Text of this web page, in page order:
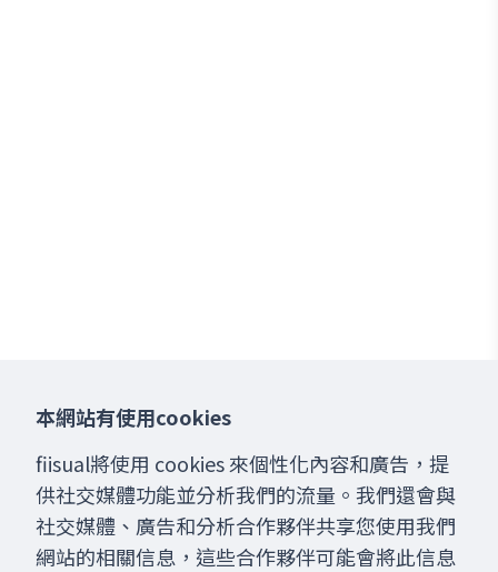
本網站有使用cookies
fiisual將使用 cookies 來個性化內容和廣告，提
供社交媒體功能並分析我們的流量。我們還會與
社交媒體、廣告和分析合作夥伴共享您使用我們
網站的相關信息，這些合作夥伴可能會將此信息